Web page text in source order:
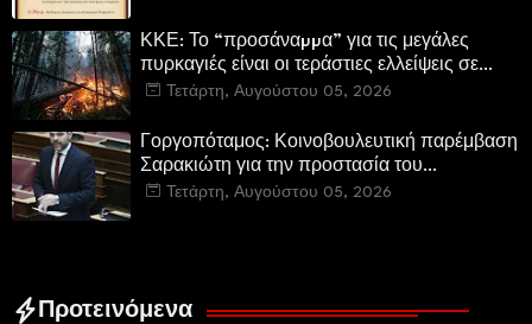
ΚΚΕ: Το “προσάναµµα” για τις μεγάλες
πυρκαγιές είναι οι τεράστιες ελλείψεις σε
µέσα και προσωπικό στην Πυροσβεστική και
Τετάρτη, Αυγούστου 05, 2026
Γοργοπόταμος: Κοινοβουλευτική παρέμβαση
Σαρακιώτη για την προστασία του
εμβληματικού φυσικού και ιστορικού
Τετάρτη, Αυγούστου 05, 2026
Προτεινόμενα